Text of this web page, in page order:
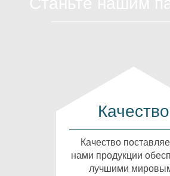
Качество
Качество
нами продукции
лучшими